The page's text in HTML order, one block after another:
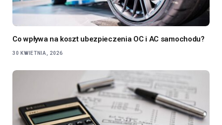
Co wpływa na koszt ubezpieczenia OC i AC samochodu?
30 KWIETNIA, 2026